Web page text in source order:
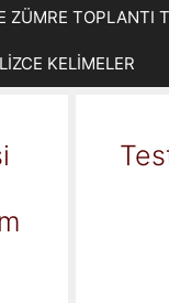
ZÜMRE TOPLANTI
KELİMELER